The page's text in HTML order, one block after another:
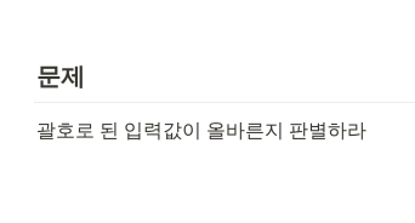
문제
괄호로 된 입력값이 올바른지 판별하라